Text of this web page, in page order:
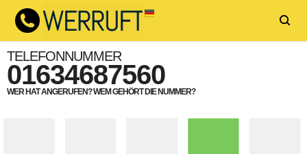
TELEFONNUMMER
01634687560
WER HAT ANGERUFEN? WEM GEHÖRT DIE NUMMER?